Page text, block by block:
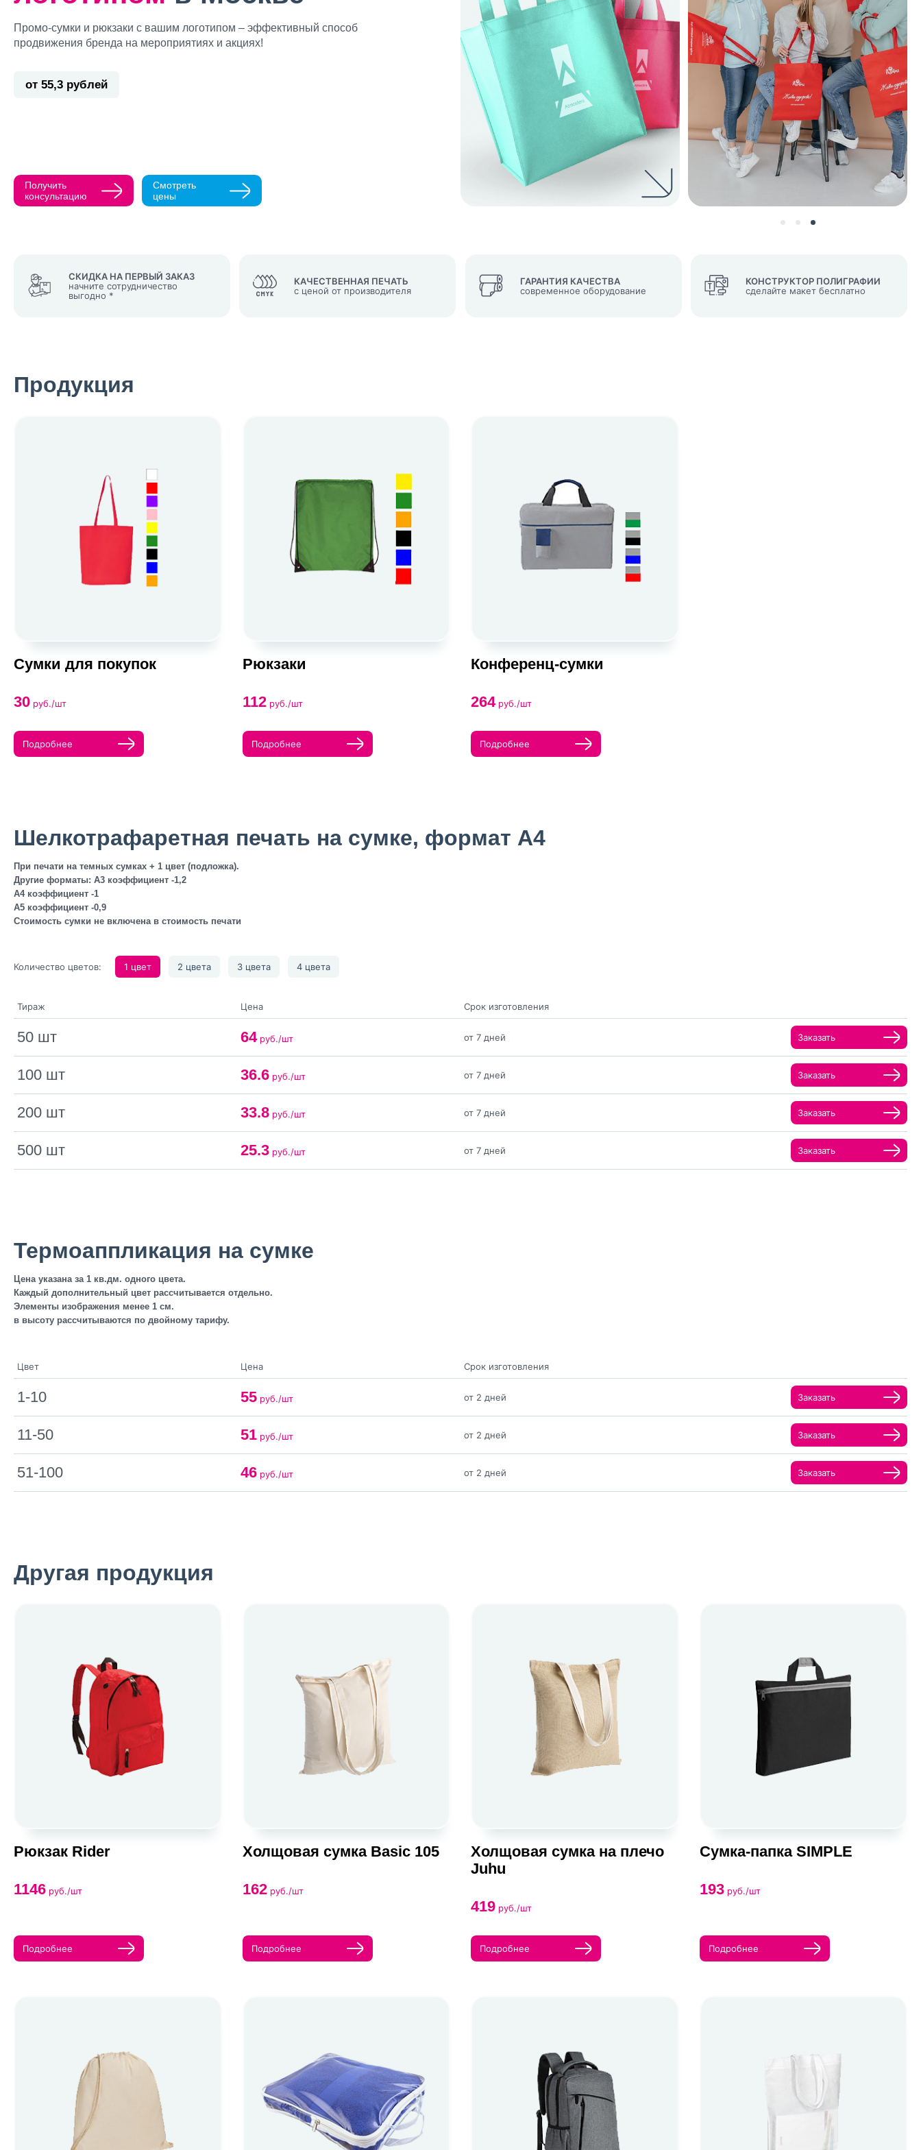
Промо-сумки и рюкзаки с вашим логотипом – эффективный способ
продвижения бренда на мероприятиях и акциях!
от 55,3 рублей
Получить
консультацию
Смотреть
цены
СКИДКА НА ПЕРВЫЙ ЗАКАЗ
начните сотрудничество
выгодно *
КАЧЕСТВЕННАЯ ПЕЧАТЬ
с ценой от производителя
ГАРАНТИЯ КАЧЕСТВА
современное оборудование
КОНСТРУКТОР ПОЛИГРАФИИ
сделайте макет бесплатно
Продукция
Сумки для покупок
30 руб./шт
Подробнее
Рюкзаки
112руб./шт
Подробнее
Конференц-сумки
264руб./шт
Подробнее
Шелкотрафаретная печать на сумке, формат А4
При печати на темных сумках + 1 цвет (подложка).
Другие форматы: А3 коэффициент -1,2
А4 коэффициент -1
А5 коэффициент -0,9
Стоимость сумки не включена в стоимость печати
Количество цветов: 1 цвет 2 цвета 3 цвета 4 цвета
Тираж Цена Срок изготовления
50 шт 64руб./шт от 7 дней Заказать
100 шт 36.6 руб./шт от 7 дней Заказать
200 шт 33.8 руб./шт от 7 дней Заказать
500 шт 25.3 руб./шт от 7 дней Заказать
Термоаппликация на сумке
Цена указана за 1 кв.дм. одного цвета.
Каждый дополнительный цвет рассчитывается отдельно.
Элементы изображения менее 1 см.
в высоту рассчитываются по двойному тарифу.
Цвет Цена Срок изготовления
1-10 55 руб./шт от 2 дней Заказать
11-50 51 руб./шт от 2 дней Заказать
51-100 46 руб./шт от 2 дней Заказать
Другая продукция
Рюкзак Rider
1146 руб./шт
Подробнее
Холщовая сумка Basic 105
162руб./шт
Подробнее
Холщовая сумка на плечо
Juhu
419 руб./шт
Подробнее
Сумка-папка SIMPLE
193руб./шт
Подробнее
Нажимая кнопку "Оставить заявку", я даю согласие на
обработку персональных данных и согласие с
политикой конфиденциальности